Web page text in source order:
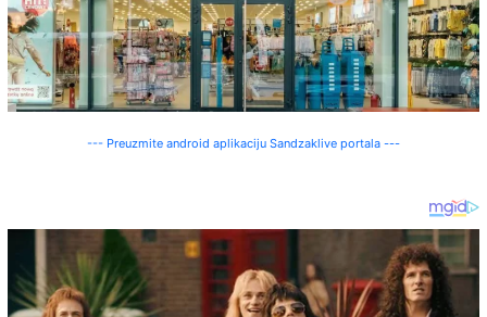
--- Preuzmite android aplikaciju Sandzaklive portala ---